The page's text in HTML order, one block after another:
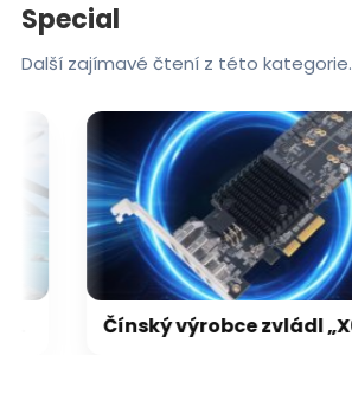
Special
Další zajímavé čtení z této kategorie.